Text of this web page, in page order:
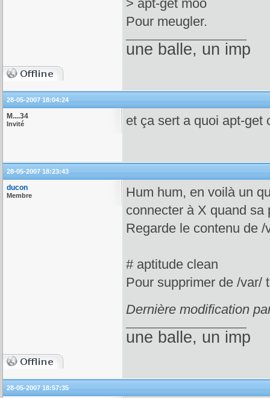
> apt-get moo
Pour meugler.
une balle, un imp
28-05-2007 18:04:24
M....34
Invité et ça sert a quoi apt-get
28-05-2007 18:23:43
ducon
Membre
Hum hum, en voilà un
connecter à X quand
Regarde le contenu de
# aptitude clean
Pour supprimer de /var/
Dernière modification
une balle, un imp
28-05-2007 18:57:35